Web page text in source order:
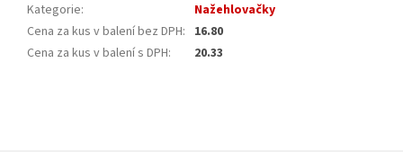
Kategorie:
Nažehlovačky
Cena za kus v balení bez DPH: 16.80
Cena za kus v balení s DPH: 20.33